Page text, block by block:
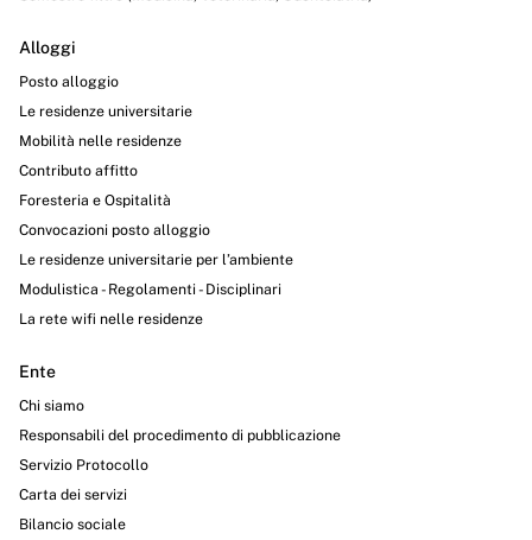
Alloggi
Posto alloggio
Le residenze universitarie
Mobilità nelle residenze
Contributo affitto
Foresteria e Ospitalità
Convocazioni posto alloggio
Le residenze universitarie per l’ambiente
Modulistica - Regolamenti - Disciplinari
La rete wifi nelle residenze
Ente
Chi siamo
Responsabili del procedimento di pubblicazione
Servizio Protocollo
Carta dei servizi
Bilancio sociale